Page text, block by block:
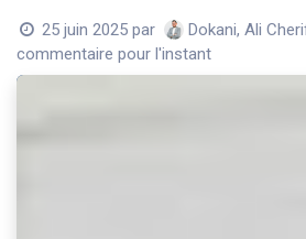
25 juin 2025 par Dokani, Ali
commentaire pour l'instant